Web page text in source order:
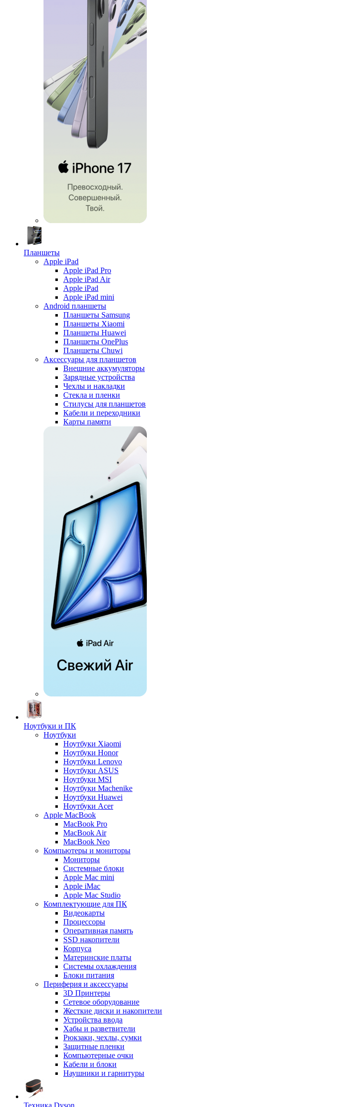
Планшеты
Apple iPad
Apple iPad Pro
Apple iPad Air
Apple iPad
Apple iPad mini
Android планшеты
Планшеты Samsung
Планшеты Xiaomi
Планшеты Huawei
Планшеты OnePlus
Планшеты Chuwi
Аксессуары для планшетов
Внешние аккумуляторы
Зарядные устройства
Чехлы и накладки
Стекла и пленки
Стилусы для планшетов
Кабели и переходники
Карты памяти
Ноутбуки и ПК
Ноутбуки
Ноутбуки Xiaomi
Ноутбуки Honor
Ноутбуки Lenovo
Ноутбуки ASUS
Ноутбуки MSI
Ноутбуки Machenike
Ноутбуки Huawei
Ноутбуки Acer
Apple MacBook
MacBook Pro
MacBook Air
MacBook Neo
Компьютеры и мониторы
Мониторы
Системные блоки
Apple Mac mini
Apple iMac
Apple Mac Studio
Комплектующие для ПК
Видеокарты
Процессоры
Оперативная память
SSD накопители
Корпуса
Материнские платы
Системы охлаждения
Блоки питания
Периферия и аксессуары
3D Принтеры
Сетевое оборудование
Жесткие диски и накопители
Устройства ввода
Хабы и разветвители
Рюкзаки, чехлы, сумки
Защитные пленки
Компьютерные очки
Кабели и блоки
Наушники и гарнитуры
Техника Dyson